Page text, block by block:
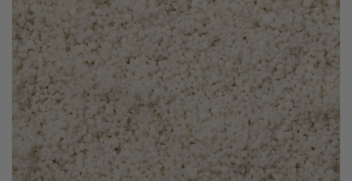
Uw winkelwagen is leeg.
Vul hem met producten.